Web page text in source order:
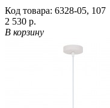
Код товара: 6328-05, 107
2 530 р.
В корзину